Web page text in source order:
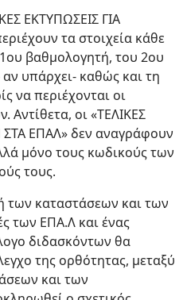
ΕΚΤΥΠΩΣΕΙΣ ΓΙΑ
τα στοιχεία κάθε
βαθμολογητή, του 2ου
υπάρχει- καθώς και τη
να περιέχονται οι
Αντίθετα, οι «ΤΕΛΙΚΕΣ
ΕΠΑΛ» δεν αναγράφουν
μόνο τους κωδικούς των
τους.
των καταστάσεων και των
των ΕΠΑ.Λ και ένας
διδασκόντων θα
της ορθότητας, μεταξύ
και των